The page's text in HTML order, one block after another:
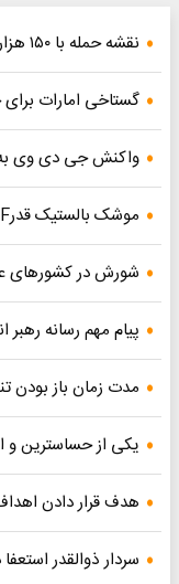
نقشه حمله با ۱۵۰ هزار نفر برای فتح تهران
گستاخی امارات برای
واکنش جی دی وی به
موشک بالستیک قدرF آمریکا را بیچاره کرد
شورش در کشورهای
پیام مهم رسانه رهبر
مدت زمان باز بودن
یکی از حساسترین و
هدف قرار دادن
سردار ذوالقدر